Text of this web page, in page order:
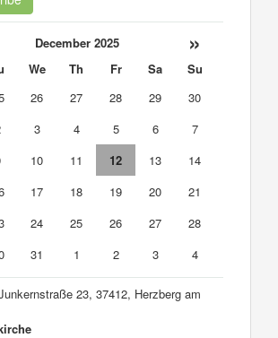
December 2025 »
We Th Fr Sa
Su
26 27 28 29
30
3 4 5 6
7
10 11 12 13
14
17 18 19 20
21
24 25 26 27
28
31 1 2 3 4
23, 37412, Herzberg am